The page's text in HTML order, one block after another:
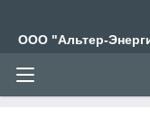
ООО "Альтер-